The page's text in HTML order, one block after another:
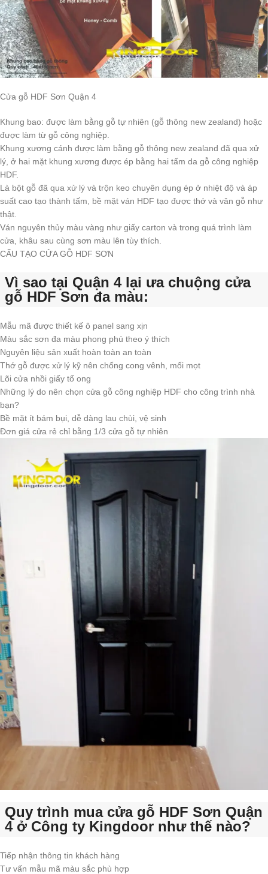
Cửa gỗ HDF Sơn Quận 4
Khung bao: được làm bằng gỗ tự nhiên (gỗ thông new zealand) hoặc
được làm từ gỗ công nghiệp.
Khung xương cánh được làm bằng gỗ thông new zealand đã qua xử
lý, ở hai mặt khung xương được ép bằng hai tấm da gỗ công nghiệp
HDF.
Là bột gỗ đã qua xử lý và trộn keo chuyên dụng ép ở nhiệt độ và áp
suất cao tạo thành tấm, bề mặt ván HDF tạo được thớ và vân gỗ như
thật.
Ván nguyên thủy màu vàng như giấy carton và trong quá trình làm
cửa, khâu sau cùng sơn màu lên tùy thích.
CẤU TẠO CỬA GỖ HDF SƠN
Vì sao tại Quận 4 lại ưa chuộng cửa
gỗ HDF Sơn đa màu:
Mẫu mã được thiết kế ô panel sang xịn
Màu sắc sơn đa màu phong phú theo ý thích
Nguyên liệu sản xuất hoàn toàn an toàn
Thớ gỗ được xử lý kỹ nên chống cong vênh, mối mọt
Lõi cửa nhồi giấy tổ ong
Những lý do nên chọn cửa gỗ công nghiệp HDF cho công trình nhà
bạn?
Bề mặt ít bám bụi, dễ dàng lau chùi, vệ sinh
Đơn giá cửa rẻ chỉ bằng 1/3 cửa gỗ tự nhiên
Quy trình mua cửa gỗ HDF Sơn Quận
4 ở Công ty Kingdoor như thế nào?
Tiếp nhận thông tin khách hàng
Tư vấn mẫu mã màu sắc phù hợp